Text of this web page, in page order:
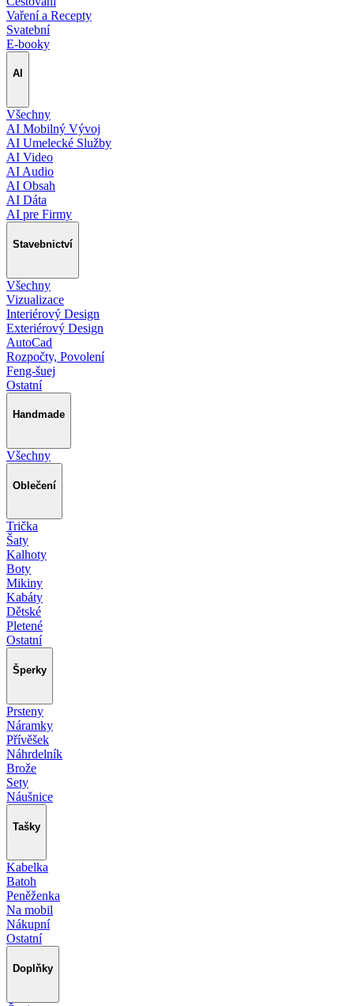
Vaření a Recepty
Svatební
E-booky
AI
Všechny
AI Mobilný Vývoj
AI Umelecké Služby
AI Video
AI Audio
AI Obsah
AI Dáta
AI pre Firmy
Stavebnictví
Všechny
Vizualizace
Interiérový Design
Exteriérový Design
AutoCad
Rozpočty, Povolení
Feng-šuej
Ostatní
Handmade
Všechny
Oblečení
Trička
Šaty
Kalhoty
Boty
Mikiny
Kabáty
Dětské
Pletené
Ostatní
Šperky
Prsteny
Náramky
Přívěšek
Náhrdelník
Brože
Sety
Náušnice
Tašky
Kabelka
Batoh
Peněženka
Na mobil
Nákupní
Ostatní
Doplňky